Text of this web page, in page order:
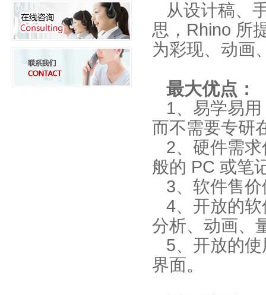
从设计稿、
思，Rhino 所
为彩现、动画
最大优点：
1、易学易
而不需要专研
2、硬件需
般的 PC 或笔
3、软件售
4、开放的
分析、动画、
5、开放的
界面。